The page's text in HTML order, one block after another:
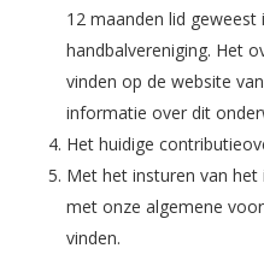
12 maanden lid geweest
handbalvereniging. Het
vinden op de website
informatie over dit
Het huidige
Met het insturen van
met onze algemene
vinden.